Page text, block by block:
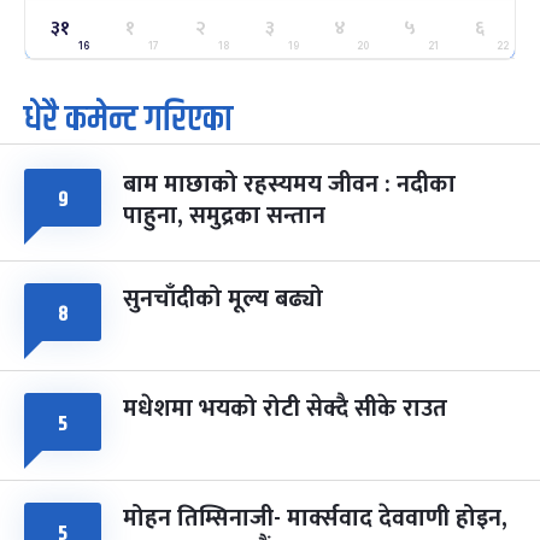
२५
मंगल
ग्याल्पो ल्होसार
फाल्गुन २५, २०८३ Mar 9, 2027
७ महिना बाँकी
७
आइत
पूर्णिमा व्रत
चैत्र ७, २०८३-Mar 21, 2027
८ फागुपूर्णिमा
चैत्र ८, २०८३-Mar 22, 2027
७ महिना बाँकी
३१
16
१
17
२
18
३
19
४
20
५
21
६
22
धेरै कमेन्ट गरिएका
९ बाम माछाको रहस्यमय जीवन : नदीका
पाहुना, समुद्रका सन्तान
८ सुनचाँदीको मूल्य बढ्यो
५ मधेशमा भयको रोटी सेक्दै सीके राउत
मोहन तिम्सिनाजी- मार्क्सवाद देववाणी होइन,